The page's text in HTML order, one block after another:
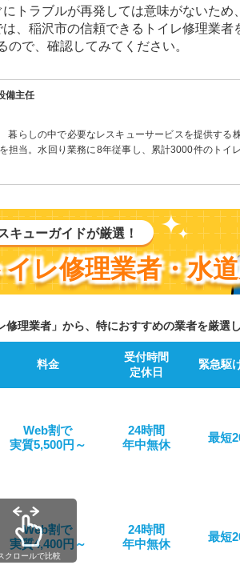
トラブルが再発しては意味がないため
、稲沢市の信頼できるトイレ修理業者
で、確認してみてください。
備主任
らしの中で必要なレスキューサービスを提供する
担当。水回り業務に8年従事し、累計3000件のトイ
キューガイドが厳選！
イレ修理業者・水
理業者」から、特におすすめの業者を厳選し
料金
受付時間
定休日
緊急駆
Web割で
実質5,500円～
24時間
年中無休
最短
Web割で
実質4,400円～
24時間
年中無休
最短
クロールで比較